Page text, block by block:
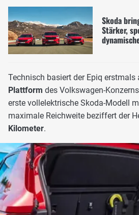
Skoda
Stärker,
Technisch basiert der Epiq erstmals
Plattform des Volkswagen-
erste vollelektrische Skoda-Modell
maximale Reichweite beziffert der
Kilometer.